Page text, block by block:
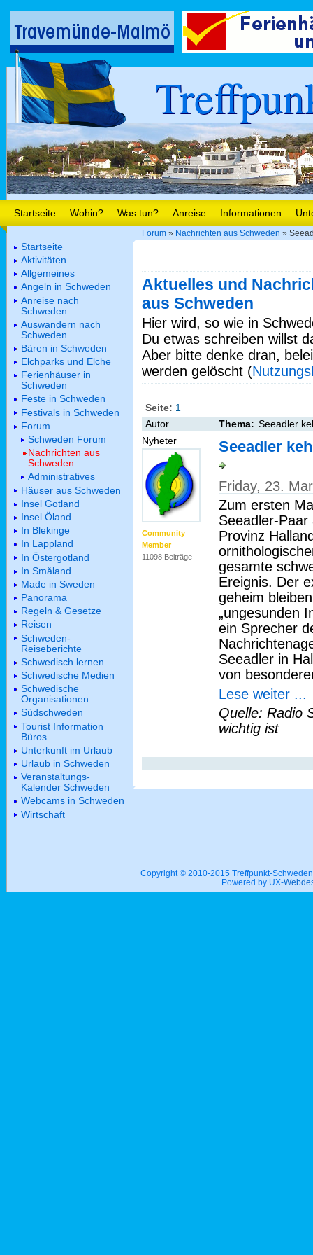
Startseite Wohin? Was tun? Anreise Informationen
Forum » Nachrichten aus Schweden »
Aktuelles und
aus Schweden
Hier wird, so wie in
Du etwas schreiben willst
Aber bitte denke dran,
werden gelöscht (
Seite: 1
Autor
Thema: Seeadler
Nyheter
Community
Member
11098 Beiträge
Seeadler
Friday, 23.
Zum ersten
Seeadler-
Provinz
gesamte
Ereignis. Der
geheim
„ungesunden
ein Sprecher
Seeadler in
von
Lese weiter ...
Quelle: Radio
wichtig ist
Startseite
Aktivitäten
Allgemeines
Angeln in Schweden
Anreise nach
Schweden
Auswandern nach
Schweden
Bären in Schweden
Elchparks und Elche
Ferienhäuser in
Schweden
Feste in Schweden
Festivals in Schweden
Forum
Schweden Forum
Nachrichten aus
Schweden
Administratives
Häuser aus Schweden
Insel Gotland
Insel Öland
In Blekinge
In Lappland
In Östergotland
In Småland
Made in Sweden
Panorama
Regeln & Gesetze
Reisen
Schweden-
Reiseberichte
Schwedisch lernen
Schwedische Medien
Schwedische
Organisationen
Südschweden
Tourist Information
Büros
Unterkunft im Urlaub
Urlaub in Schweden
Veranstaltungs-
Kalender Schweden
Webcams in Schweden
Wirtschaft
Copyright © 2010-2015 Treffpunkt-
Powered by UX-